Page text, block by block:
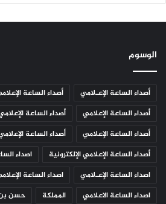
الوسوم
أصداء الساعة الإعـلامي أصداء الساعة
أصداء الساعة الإعلامي
أصداء الساعة
أصداء الساعة الإعلامي
أصداء الساعة
أصداء الساعة الإعلامي الإلكترونية
اصداء
اصداء الساعة الإعـلامي
اصداء الساعة
اصداء الساعة الاعلامي
المملكة حسن بن